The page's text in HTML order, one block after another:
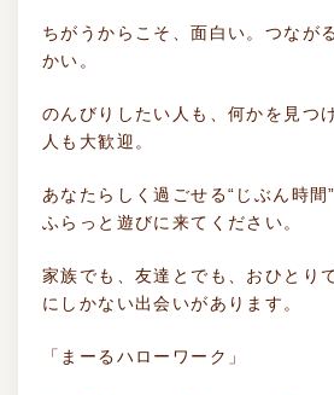
ちがうからこそ、面白い。つなが
かい。
のんびりしたい人も、何かを見つ
人も大歓迎。
あなたらしく過ごせる“じぶん時間
ふらっと遊びに来てください。
家族でも、友達とでも、おひとり
にしかない出会いがあります。
「まーるハローワーク」